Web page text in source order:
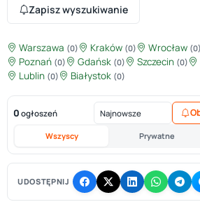
Zapisz wyszukiwanie
Warszawa (0) Kraków (0) Wrocław (0)
Poznań (0) Gdańsk (0) Szczecin (0)
Lublin (0) Białystok (0)
0 ogłoszeń
Wszyscy Prywatne
UDOSTĘPNIJ